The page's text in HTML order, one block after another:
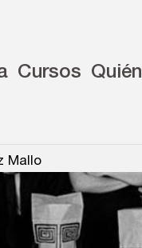
Cursos
Mallo